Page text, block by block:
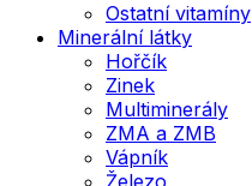
Ostatní vitamíny
Minerální látky
Hořčík
Zinek
Multiminerály
ZMA a ZMB
Vápník
Železo